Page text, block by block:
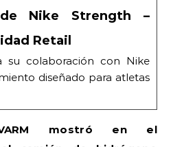
Nike Strength –
Retail
su colaboración con Nike
diseñado para atletas
mostró en el